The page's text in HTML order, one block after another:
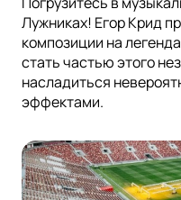
Лужниках! Егор Крид
композиции на
стать частью этого
насладиться
эффектами.